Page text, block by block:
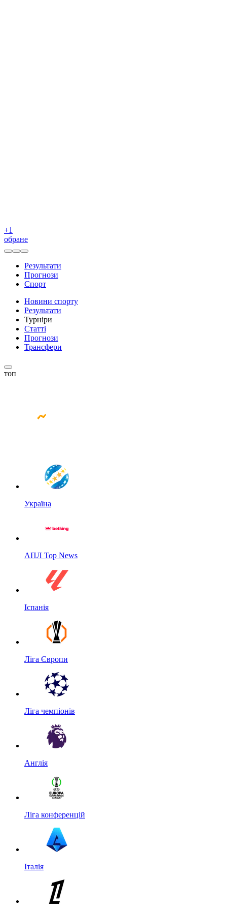
+1
обране
Результати
Прогнози
Спорт
Новини спорту
Результати
Турніри
Статті
Прогнози
Трансфери
топ
Україна
АПЛ Top News
Іспанія
Ліга Європи
Ліга чемпіонів
Англія
Ліга конференцій
Італія